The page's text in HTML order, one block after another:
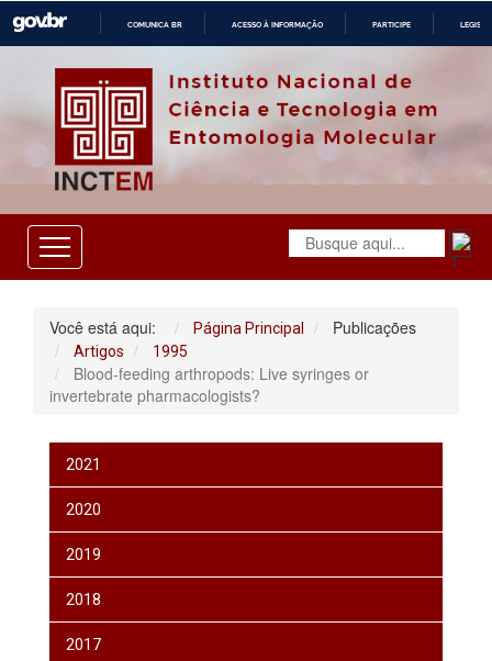
O
COMUNICA BR ACESSO À INFORMAÇÃO PARTICIPE
Você está aqui: Página Principal Publicações
Artigos 1995
Blood-feeding arthropods: Live syringes or
invertebrate pharmacologists?
2021
2020
2019
2018
2017